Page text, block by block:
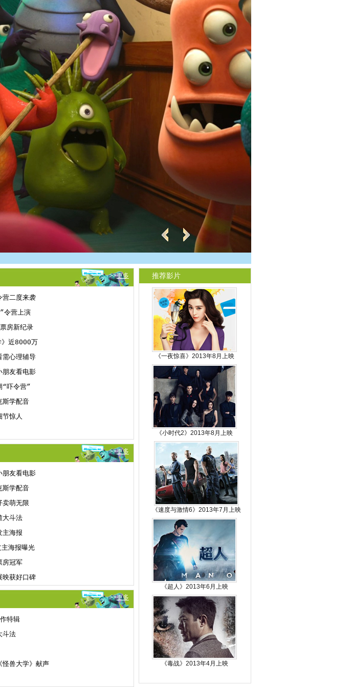
>>更多
营二度来袭
令营上演
房新纪录
》近8000万
需心理辅导
朋友看电影
“吓令营”
斯学配音
节惊人
>>更多
朋友看电影
斯学配音
卖萌无限
大斗法
主海报
海报曝光
房冠军
映获好口碑
>>更多
特辑
斗法
兽大学》献声
推荐影片
《一夜惊喜》2013年8月上映
《小时代2》2013年8月上映
《速度与激情6》2013年7月上映
《超人》2013年6月上映
《毒战》2013年4月上映